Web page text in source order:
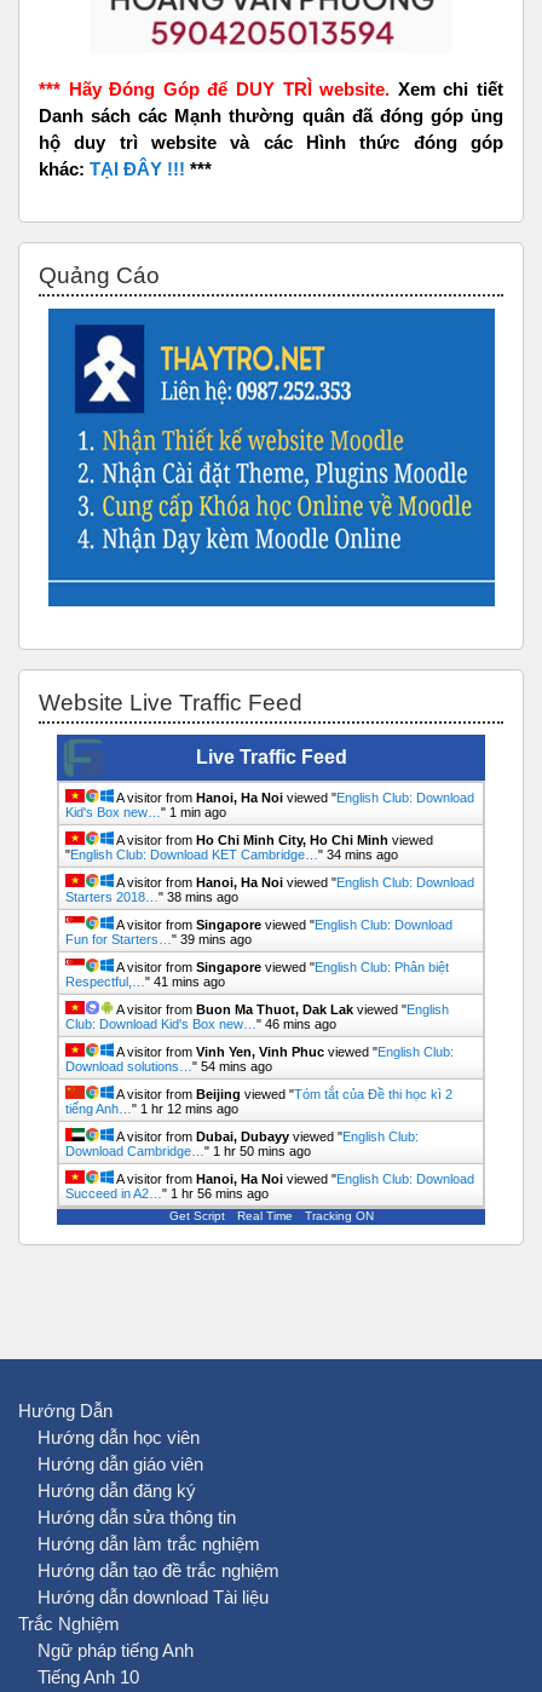
*** Hãy Đóng Góp để DUY TRÌ website. Xem chi tiết
Danh sách các Mạnh thường quân đã đóng góp ủng
hộ duy trì website và các Hình thức đóng góp
khác: TẠI ĐÂY !!! ***
Quảng Cáo
Website Live Traffic Feed
Live Traffic Feed
A visitor from Hanoi, Ha Noi viewed "English Club: Download
Kid's Box new… " 1 min ago
A visitor from Ho Chi Minh City, Ho Chi Minh viewed
"English Club: Download KET Cambridge… " 34 mins ago
A visitor from Hanoi, Ha Noi viewed "English Club: Download
Starters 2018… " 38 mins ago
A visitor from Singapore viewed "English Club: Download
Fun for Starters… " 39 mins ago
A visitor from Singapore viewed "English Club: Phân biệt
Respectful,… " 41 mins ago
A visitor from Buon Ma Thuot, Dak Lak viewed "English
Club: Download Kid's Box new… " 46 mins ago
A visitor from Vinh Yen, Vinh Phuc viewed "English Club:
Download solutions… " 54 mins ago
A visitor from Beijing viewed "Tóm tắt của Đề thi học kì 2
tiếng Anh… " 1 hr 13 mins ago
A visitor from Dubai, Dubayy viewed "English Club:
Download Cambridge… " 1 hr 50 mins ago
A visitor from Hanoi, Ha Noi viewed "English Club: Download
Succeed in A2… " 1 hr 56 mins ago
Get Script Real Time Tracking ON
Hướng Dẫn
Hướng dẫn học viên
Hướng dẫn giáo viên
Hướng dẫn đăng ký
Hướng dẫn sửa thông tin
Hướng dẫn làm trắc nghiệm
Hướng dẫn tạo đề trắc nghiệm
Hướng dẫn download Tài liệu
Trắc Nghiệm
Ngữ pháp tiếng Anh
Tiếng Anh 10